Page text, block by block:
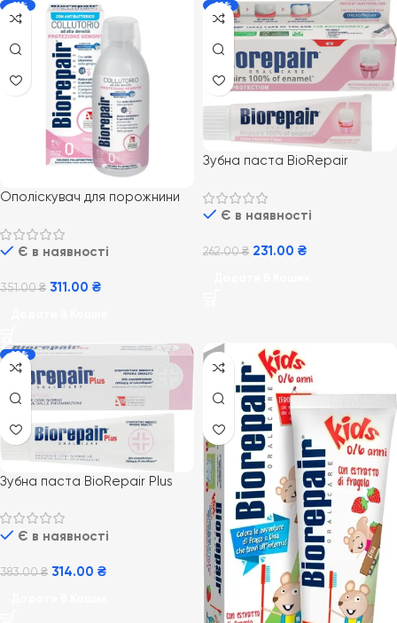
-11%
Ополіскувач для порожнини
Protection з гіалуроновою
кислотою 500мл
Є в наявності
351.00₴ 311.00 ₴
-12%
Зубна паста BioRepair
Є в наявності
262.00₴ 231.00 ₴
-18%
Зубна паста BioRepair Plus
чутливих ясен 75 мл
Є в наявності
383.00₴ 314.00 ₴